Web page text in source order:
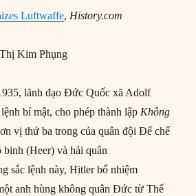
Luftwaffe,History.com
Kim Phụng
lãnh đạo Đức Quốc xã Adolf
bí mật, cho phép thành lậpKhông
vị thứ ba trong của quân đội Đế chế
binh (Heer) và hải quân
sắc lệnh này, Hitler bổ nhiệm
anh hùng không quân Đức từ Thế